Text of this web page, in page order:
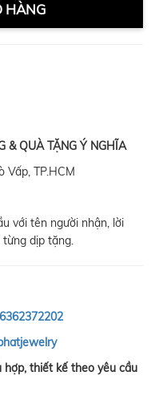
HÀNG
& QUÀ TẶNG Ý NGHĨA
Vấp, TP.HCM
với tên người nhận, lời
từng dịp tặng.
hợp, thiết kế theo yêu cầu